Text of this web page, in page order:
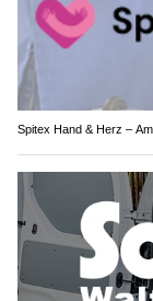
Spitex Hand & Herz –